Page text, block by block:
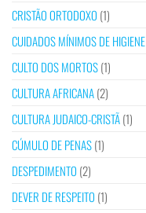
CRISTÃO ORTODOXO (1)
CUIDADOS MÍNIMOS DE HIGIENE
CULTO DOS MORTOS(1)
CULTURA AFRICANA(2)
CULTURA JUDAICO-CRISTÃ(1)
CÚMULO DE PENAS(1)
DESPEDIMENTO (2)
DEVER DE RESPEITO (1)